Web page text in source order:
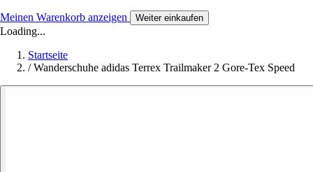
Meinen Warenkorb anzeigen Weiter einkaufen
Loading...
Startseite
/ Wanderschuhe adidas Terrex Trailmaker 2 Gore-Tex Speed